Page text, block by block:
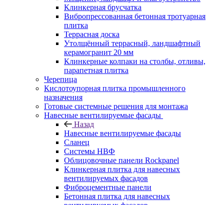
Клинкерная брусчатка
Вибропрессованная бетонная тротуарная
плитка
Террасная доска
Утолщённый террасный, ландшафтный
керамогранит 20 мм
Клинкерные колпаки на столбы, отливы,
парапетная плитка
Черепица
Кислотоупорная плитка промышленного
назначения
Готовые системные решения для монтажа
Навесные вентилируемые фасады
Назад
Навесные вентилируемые фасады
Сланец
Системы НВФ
Облицовочные панели Rockpanel
Клинкерная плитка для навесных
вентилируемых фасадов
Фиброцементные панели
Бетонная плитка для навесных